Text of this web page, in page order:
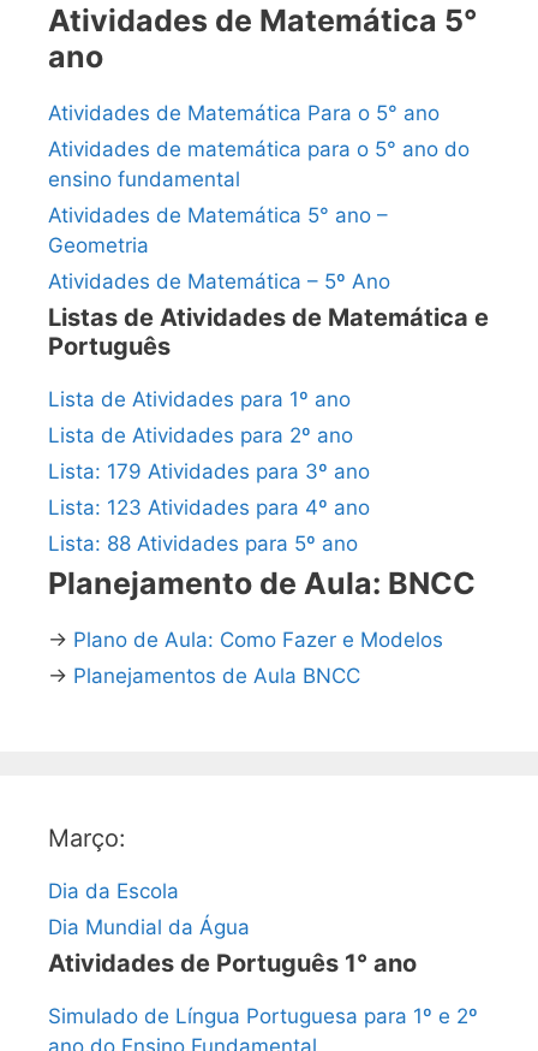
Atividades de Matemática 5°
ano
Atividades de Matemática Para o 5° ano
Atividades de matemática para o 5° ano do
ensino fundamental
Atividades de Matemática 5° ano –
Geometria
Atividades de Matemática – 5º Ano
Listas de Atividades de Matemática e
Português
Lista de Atividades para 1º ano
Lista de Atividades para 2º ano
Lista: 179 Atividades para 3º ano
Lista: 123 Atividades para 4º ano
Lista: 88 Atividades para 5º ano
Planejamento de Aula: BNCC
→ Plano de Aula: Como Fazer e Modelos
→ Planejamentos de Aula BNCC
Março:
Dia da Escola
Dia Mundial da Água
Atividades de Português 1° ano
Simulado de Língua Portuguesa para 1º e 2º
ano do Ensino Fundamental